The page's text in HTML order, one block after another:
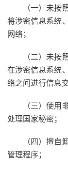
（一）未按照
将涉密信息系统
网络；
（二）未按照
在涉密信息系统
络之间进行信息交
（三）使用非
处理国家秘密；
（四）擅自卸
管理程序；